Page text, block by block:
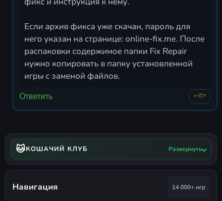
Если архив фикса уже скачан, пароль для
него указан на странице: online-fix.me. После
распаковки содержимое папки Fix Repair
нужно копировать в папку установленной
игры с заменой файлов.
Ответить +🐟
🐱КОШАЧИЙ КЛУБ Развернуть
Навигация 14 000+ игр